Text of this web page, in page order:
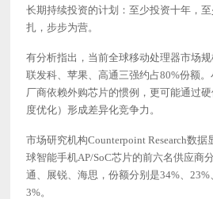
长期持续投资的计划：至少投资十年，
扎，步步为营。
有分析指出，当前全球移动处理器市场
联发科、苹果、高通三强约占80%份额
厂商依赖外购芯片的惯例，更可能通过
度优化）形成差异化竞争力。
市场研究机构Counterpoint Research数
球智能手机AP/SoC芯片的前六名供应商
通、展锐、海思，份额分别是34%、23%
3%。